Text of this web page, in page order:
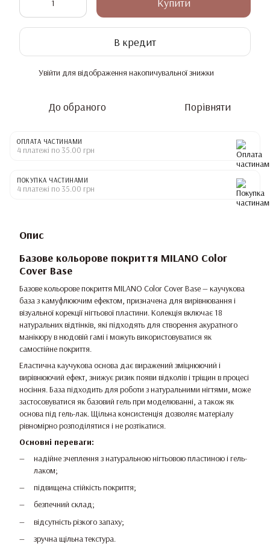
Купити
В кредит
Увійти для відображення накопичувальної знижки
До обраного Порівняти
ОПЛАТА ЧАСТИНАМИ
4 платежі по 35.00 грн
ПОКУПКА ЧАСТИНАМИ
4 платежі по 35.00 грн
Опис
Базове кольорове покриття MILANO Color
Cover Base
Базове кольорове покриття MILANO Color Cover Base — каучукова
база з камуфлюючим ефектом, призначена для вирівнювання і
візуальної корекції нігтьової пластини. Колекція включає 18
натуральних відтінків, які підходять для створення акуратного
манікюру в нюдовій гамі і можуть використовуватися як
самостійне покриття.
Еластична каучукова основа дає виражений зміцнюючий і
вирівнюючий ефект, знижує ризик появи відколів і тріщин в процесі
носіння. База підходить для роботи з натуральними нігтями, може
застосовуватися як базовий гель при моделюванні, а також як
основа під гель-лак. Щільна консистенція дозволяє матеріалу
рівномірно розподілятися і не розтікатися.
Основні переваги:
надійне зчеплення з натуральною нігтьовою пластиною і гель-
лаком;
підвищена стійкість покриття;
безпечний склад;
відсутність різкого запаху;
зручна щільна текстура.